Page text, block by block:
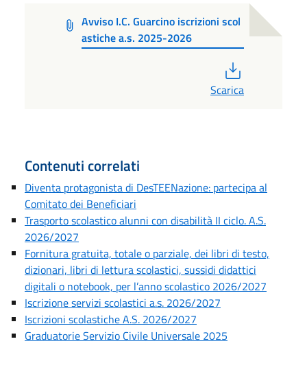
Avviso I.C. Guarcino iscrizioni scol
astiche a.s. 2025-2026
Scarica
Contenuti correlati
Diventa protagonista di DesTEENazione: partecipa al
Comitato dei Beneficiari
Trasporto scolastico alunni con disabilità II ciclo. A.S.
2026/2027
Fornitura gratuita, totale o parziale, dei libri di testo,
dizionari, libri di lettura scolastici, sussidi didattici
digitali o notebook, per l’anno scolastico 2026/2027
Iscrizione servizi scolastici a.s. 2026/2027
Iscrizioni scolastiche A.S. 2026/2027
Graduatorie Servizio Civile Universale 2025